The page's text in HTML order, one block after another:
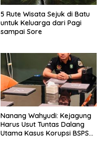
5 Rute Wisata Sejuk di Batu
untuk Keluarga dari Pagi
sampai Sore
Nanang Wahyudi: Kejagung
Harus Usut Tuntas Dalang
Utama Kasus Korupsi BSPS